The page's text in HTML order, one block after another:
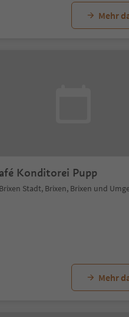
Mehr
Konditorei Pupp
Stadt, Brixen, Brixen und
Mehr